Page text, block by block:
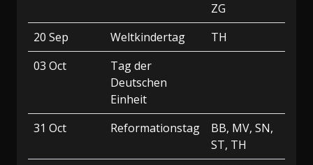
ZG
20 Sep
Weltkindertag
TH
03 Oct
Tag der
Deutschen
Einheit
31 Oct
Reformationstag
BB, MV, SN,
ST, TH